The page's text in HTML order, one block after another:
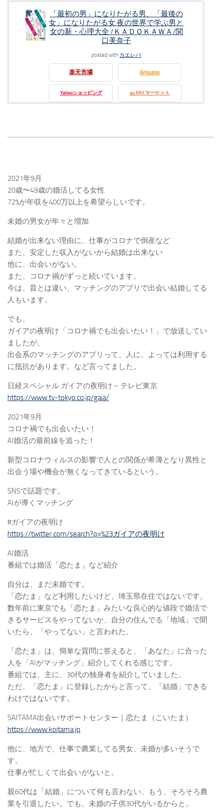
「最初の男」になりたがる男、「最後の
女」になりたがる女 夜の世界で学ぶ男と
女の新・心理大全 /ＫＡＤＯＫＡＷＡ/関
口美奈子
posted with カエレバ
楽天市場 Amazon
Yahooショッピング au PAY マーケット
2021年9月
20歳〜49歳の婚活してる女性
72%が年収を400万以上を希望らしいです。
未婚の男女が年々と増加
結婚が出来ない理由に、仕事がコロナで倒産など
また、安定した収入がないから結婚は出来ない
他に、出会いがない。
また、コロナ禍がずっと続いています。
今は、昔とは違い、マッチングのアプリで出会い結婚してる
人もいます。
でも、
ガイアの夜明け「コロナ禍でも出会いたい！」で放送してい
ましたが、
出会系のマッチングのアプリって、人に、よっては利用する
に抵抗があります。など言ってました。
日経スペシャル ガイアの夜明け – テレビ東京
https://www.tv-tokyo.co.jp/gaia/
2021年9月
コロナ禍でも出会いたい！
AI婚活の最前線を追った！
新型コロナウィルスの影響で人との関係が希薄となり異性と
出会う場や機会が無くなってきているという。
SNSで話題です。
AIが導くマッチング
#ガイアの夜明け
https://twitter.com/search?q=%23ガイアの夜明け
AI婚活
番組では婚活「恋たま」など紹介
自分は、まだ未婚です。
「恋たま」など利用したいけど、埼玉県在住ではないです。
数年前に東京でも「恋たま」みたいな良心的な値段で婚活で
きるサービスをやってないか、自分の住んでる「地域」で聞
いたら、「やってない」と言われた。
「恋たま」は、簡単な質問に答えると、「あなた」に合った
人を「AIがマッチング」紹介してくれる感じです。
番組では、主に、30代の独身者を紹介していました。
ただ、「恋たま」に登録したからと言って、「結婚」できる
わけではないです。
SAITAMA出会いサポートセンター｜恋たま（こいたま）
https://www.koitama.jp
他に、地方で、仕事で農業してる男女、未婚が多いそうで
す。
仕事が忙しくて出会いがないと。
親60代は「結婚」について何も言わない。もう、そろそろ農
業を引退したい。でも、未婚の子供30代がいるからと。